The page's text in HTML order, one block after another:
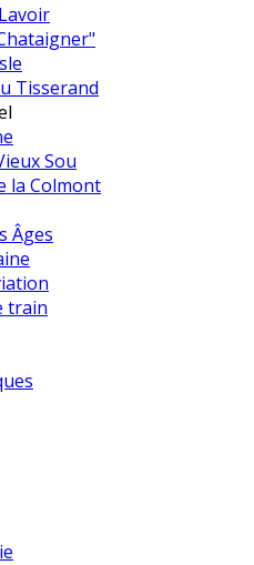
Tisserand
Sou
la Colmont
Âges
train